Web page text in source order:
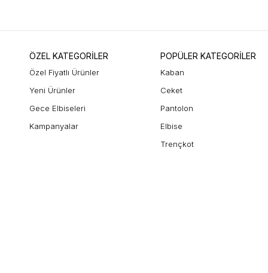
ÖZEL KATEGORİLER
Özel Fiyatlı Ürünler
Yeni Ürünler
Gece Elbiseleri
Kampanyalar
POPÜLER KATEGORİLER
Kaban
Ceket
Pantolon
Elbise
Trençkot